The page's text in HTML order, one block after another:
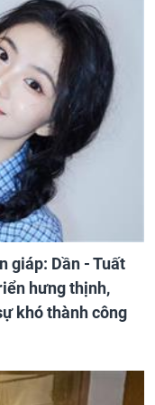
giáp: Dần - Tuất
hưng thịnh,
khó thành công